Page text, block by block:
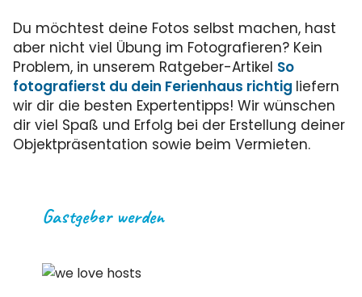
Du möchtest deine Fotos selbst machen, hast
aber nicht viel Übung im Fotografieren? Kein
Problem, in unserem Ratgeber-Artikel So
fotografierst du dein Ferienhaus richtig liefern
wir dir die besten Expertentipps! Wir wünschen
dir viel Spaß und Erfolg bei der Erstellung deiner
Objektpräsentation sowie beim Vermieten.
Gastgeber werden